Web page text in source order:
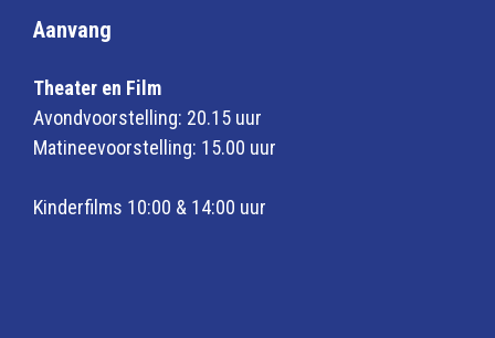
Aanvang
Theater en Film
Avondvoorstelling: 20.15 uur
Matineevoorstelling: 15.00 uur
Kinderfilms 10:00 & 14:00 uur